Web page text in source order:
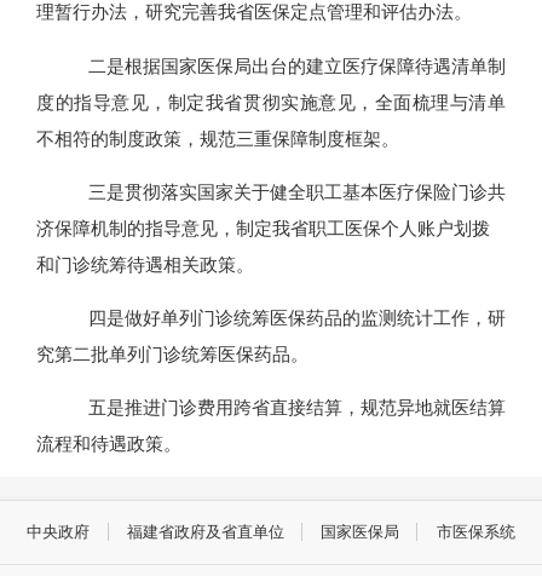
理暂行办法，研究完善我省医保定点管理和评估办法。
二是根据国家医保局出台的建立医疗保障待遇清单制
度的指导意见，制定我省贯彻实施意见，全面梳理与清单
不相符的制度政策，规范三重保障制度框架。
三是贯彻落实国家关于健全职工基本医疗保险门诊共
济保障机制的指导意见，制定我省职工医保个人账户划拨
和门诊统筹待遇相关政策。
四是做好单列门诊统筹医保药品的监测统计工作，研
究第二批单列门诊统筹医保药品。
五是推进门诊费用跨省直接结算，规范异地就医结算
流程和待遇政策。
中央政府 福建省政府及省直单位 国家医保局 市医保系统